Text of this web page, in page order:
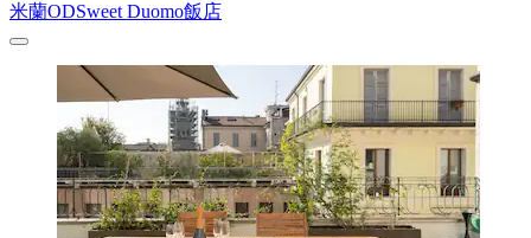
米蘭ODSweet Duomo飯店